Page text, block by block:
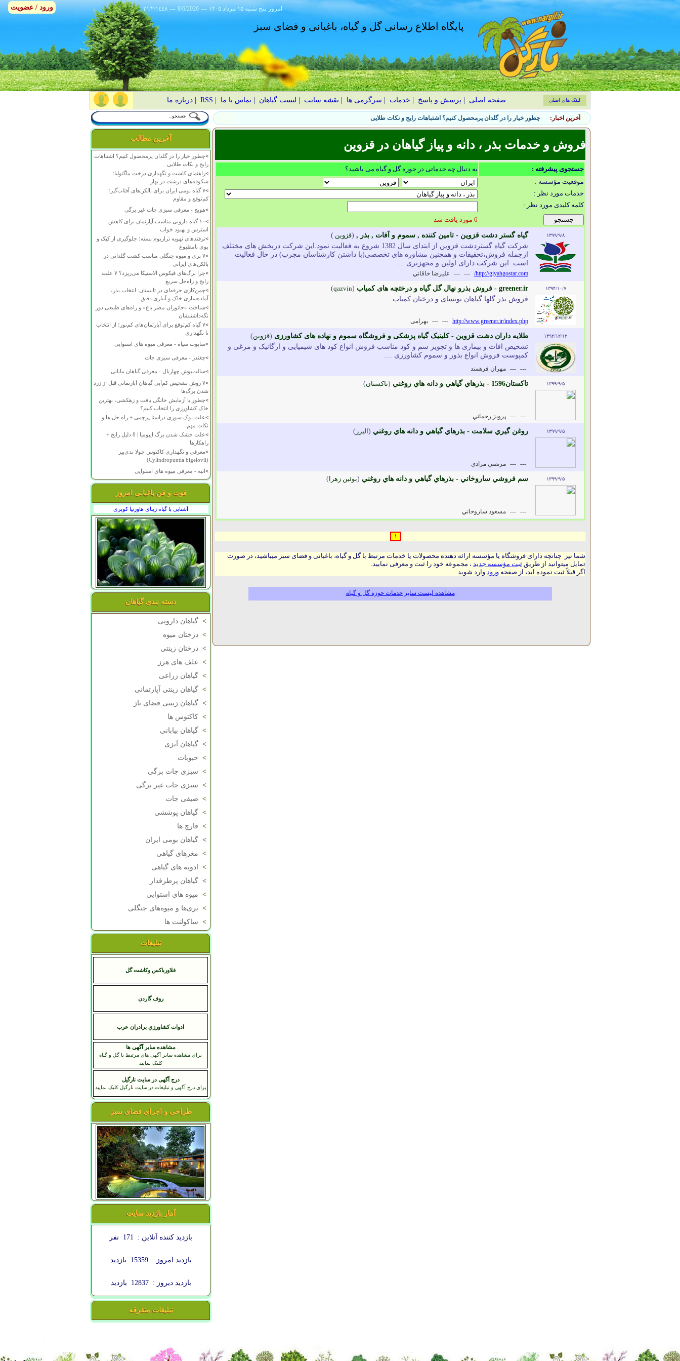
٢١/٢/١٤٤٨ --- 8/6/2026 --- ۱۴۰۵ پنج شنبه ۱۵ مرداد امروز
پایگاه اطلاع رسانی گل و گیاه، باغبانی و فضای سبز
صفحه اصلی پرسش و پاسخ خدمات سرگرمی ها نقشه سایت لیست گیاهان |تماس با ما RSS
|درباره ما لینک های اصلی
آخرین اخبار: چطور خیار را در گلدان پرمحصول کنیم؟ اشتباهات رایج و نکات طلایی
آخرین مطالب
>چطور خیار را در گلدان پرمحصول کنیم؟ اشتباهات
رایج و نکات طلایی
>راهنمای کاشت و نگهداری درخت ماگنولیا؛
شکوفه‌های درشت در بهار
>
۷ گیاه بومی ایران برای بالکن‌های آفتاب‌گیر؛
کم‌توقع و مقاوم
>هویج - معرفی سبزی جات غیر برگی
>
۱۰ گیاه دارویی مناسب آپارتمان برای کاهش
استرس و بهبود خواب
>ترفندهای تهویه تراریوم بسته؛ جلوگیری از کپک و
بوی نامطبوع
>
۷ بری و میوه جنگلی مناسب کشت گلدانی در
بالکن‌های ایرانی
>
چرا برگ‌های فیکوس الاستیکا می‌ریزد؟ ۷ علت
رایج و راه‌حل سریع
>چمن‌کاری حرفه‌ای در تابستان: انتخاب بذر،
آماده‌سازی خاک و آبیاری دقیق
>شناخت «جانوران مضر باغ» و راه‌های طبیعی دور
نگه‌داشتنشان
>
۷ گیاه کم‌توقع برای آپارتمان‌های کم‌نور؛ از انتخاب
تا نگهداری
>ساپوت سیاه - معرفی میوه های استوایی
>چغندر - معرفی سبزی جات
>سالت‌بوش چهاربال - معرفی گیاهان بیابانی
>
۷ روش تشخیص کم‌آبی گیاهان آپارتمانی قبل از زرد
شدن برگ‌ها
>چطور با آزمایش خانگی بافت و زهکشی، بهترین
خاک کشاورزی را انتخاب کنیم؟
>علت نوک سوزی دراسنا پرچمی + راه حل ها و
نکات مهم
>
علت خشک شدن برگ ایپومیا | 8 دلیل رایج +
راهکارها
>معرفی و نگهداری کاکتوس چولا تدی‌بیر
(Cylindropuntia bigelovii)
>انبه - معرفی میوه های استوایی
فوت و فن باغبانی امروز
آشنایی با گیاه زیبای هاورتیا کوپری
دسته بندی گیاهان
> گیاهان دارویی
> درختان میوه
> درختان زینتی
> علف های هرز
> گیاهان زراعی
> گیاهان زینتی آپارتمانی
> گیاهان زینتی فضای باز
> کاکتوس ها
> گیاهان بیابانی
> گیاهان آبزی
> حبوبات
> سبزی جات برگی
> سبزی جات غیر برگی
> صیفی جات
> گیاهان پوششی
> قارچ ها
> گیاهان بومی ایران
> مغزهای گیاهی
>
ادویه های گیاهی
> گیاهان پرطرفدار
> میوه های استوایی
> بری‌ها و میوه‌های جنگلی
> ساکولنت ها
تبلیغات
فلاورباکس وکاشت گل
روف گاردن
ادوات کشاورزي برادران عرب
مشاهده سایر آگهی ها
برای مشاهده سایر آگهی های مرتبط با گل و گیاه
کلیک نمایید
درج آگهی در سایت نارگیل
برای درج آگهی و تبلیغات در سایت نارگیل کلیک نمایید
طراحی و اجرای فضای سبز
آمار بازدید سایت
بازدید کننده آنلاین : 171 نفر
بازدید امروز : 15359 بازدید
بازدید دیروز : 12837 بازدید
تبلیغات متفرقه
فروش و خدمات بذر ، دانه و پیاز گیاهان در قزوين
جستجوی پیشرفته :
به دنبال چه خدماتی در حوزه گل و گیاه می باشید؟
موقعیت مؤسسه :
خدمات مورد نظر :
کلمه کلیدی مورد نظر :
6 مورد یافت شد
۱۳۹۹/۹/۸ گياه گستر دشت قزوين - تامين کننده , سموم و آفات , بذر , (قزوين )
شرکت گیاه گستردشت قزوین از ابتدای سال 1382 شروع به فعالیت نمود.این شرکت دربخش های مختلف
ازجمله فروش،تحقیقات و همچنین مشاوره های تخصصی(با داشتن کارشناسان مجرب) در حال فعالیت
است. این شرکت دارای اولین و مجهزتری ....
http://giyahgostar.com/
---
--- عليرضا خاقاني
۱۳۹۴/۱۰/۷ greener.ir - فروش بذرو نهال گل گیاه و درختچه های کمیاب (
qazvin
)
فروش بذر گلها گیاهان بونسای و درختان کمیاب
http://www.greener.ir/index.php
---
--- بهرامی
۱۳۹۲/۱۲/۱۲ طلایه داران دشت قزوین - کلینیک گیاه پزشکی و فروشگاه سموم و نهاده های کشاورزی (قزوین)
تشخیص افات و بیماری ها و تجویز سم و کود مناسب فروش انواع کود های شیمیایی و ارگانیک و مرغی و
کمپوست فروش انواع بذور و سموم کشاورزی ....
---
--- مهران فرهمند
۱۳۹۹/۹/۵ تاکستان1596 - بذرهاي گياهي و دانه هاي روغني (تاکستان)
---
--- پرويز رحماني
۱۳۹۹/۹/۵ روغن گيري سلامت - بذرهاي گياهي و دانه هاي روغني (البرز )
---
--- مرتضي مرادي
۱۳۹۹/۹/۵ سم فروشي ساروخاني - بذرهاي گياهي و دانه هاي روغني (بوئين زهرا)
---
--- مسعود ساروخاني
۱
شما نیز چنانچه دارای فروشگاه یا مؤسسه ارائه دهنده محصولات یا خدمات مرتبط با گل و گیاه، باغبانی و فضای سبز میباشید، در صورت
تمایل میتوانید از طریق ثبت مؤسسه جدید ، مجموعه خود را ثبت و معرفی نمایید.
اگر قبلاً ثبت نموده اید، از صفحه ورود وارد شوید
مشاهده لیست سایر خدمات حوزه گل و گیاه
ورود / عضویت